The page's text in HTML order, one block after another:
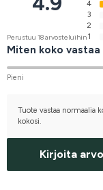
Perustuu 18 arvosteluihin
4
3
2
1
Miten koko
Pieni
Tuote vastaa normaalia
kokosi.
Kirjoita